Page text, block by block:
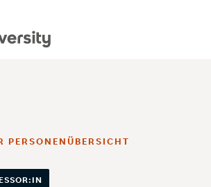
PERSONENÜBERSICHT